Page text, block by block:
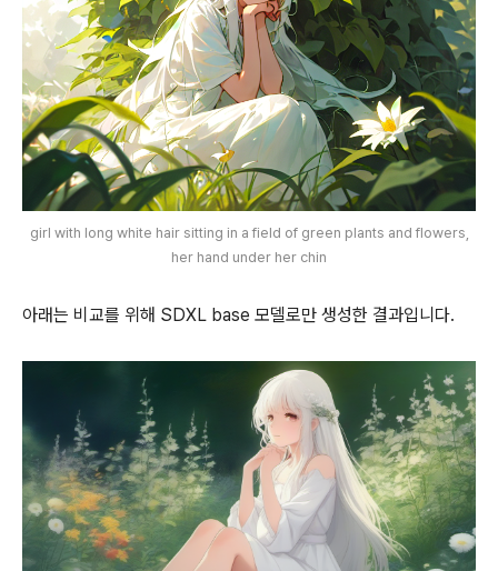
girl with long white hair sitting in a field of green plants and flowers,
her hand under her chin
아래는 비교를 위해 SDXL base 모델로만 생성한 결과입니다.